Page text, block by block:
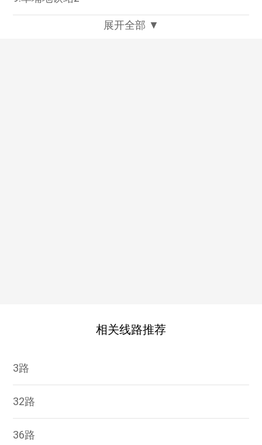
展开全部 ▼
相关线路推荐
3路
32路
36路